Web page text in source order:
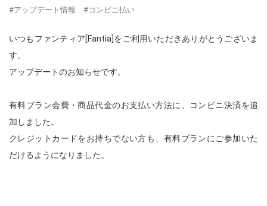
#アップデート情報
#コンビニ払い
いつもファンティア[Fantia]をご利用いただきありがとうございま
す。
アップデートのお知らせです。
有料プラン会費・商品代金のお支払い方法に、コンビニ決済を追
加しました。
クレジットカードをお持ちでない方も、有料プランにご参加いた
だけるようになりました。